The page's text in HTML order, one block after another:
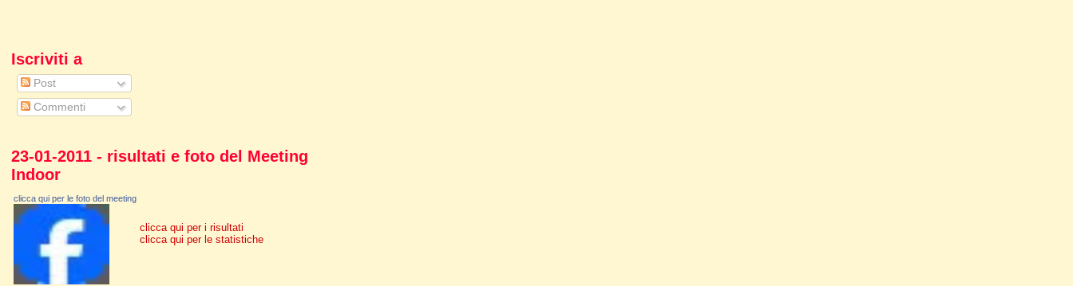
Iscriviti a
Post
Commenti
23-01-2011 - risultati e foto del Meeting
Indoor
clicca qui per le foto del meeting
clicca qui per i risultati
clicca qui per le statistiche